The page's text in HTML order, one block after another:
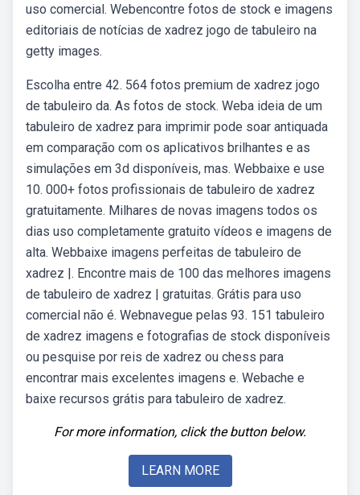
uso comercial. Webencontre fotos de stock e imagens
editoriais de notícias de xadrez jogo de tabuleiro na
getty images.
Escolha entre 42. 564 fotos premium de xadrez jogo
de tabuleiro da. As fotos de stock. Weba ideia de um
tabuleiro de xadrez para imprimir pode soar antiquada
em comparação com os aplicativos brilhantes e as
simulações em 3d disponíveis, mas. Webbaixe e use
10. 000+ fotos profissionais de tabuleiro de xadrez
gratuitamente. Milhares de novas imagens todos os
dias uso completamente gratuito vídeos e imagens de
alta. Webbaixe imagens perfeitas de tabuleiro de
xadrez |. Encontre mais de 100 das melhores imagens
de tabuleiro de xadrez | gratuitas. Grátis para uso
comercial não é. Webnavegue pelas 93. 151 tabuleiro
de xadrez imagens e fotografias de stock disponíveis
ou pesquise por reis de xadrez ou chess para
encontrar mais excelentes imagens e. Webache e
baixe recursos grátis para tabuleiro de xadrez.
For more information, click the button below.
LEARN MORE